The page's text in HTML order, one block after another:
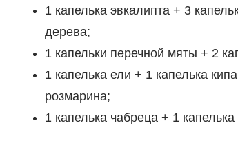
1 капелька эвкалипта + 3
дерева;
1 капельки перечной мяты + 2
1 капелька ели + 1 капелька
розмарина;
1 капелька чабреца + 1